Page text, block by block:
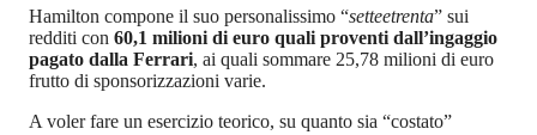
Hamilton compone il suo personalissimo “setteetrenta” sui
redditi con 60,1 milioni di euro quali proventi dall’ingaggio
pagato dalla Ferrari, ai quali sommare 25,78 milioni di euro
frutto di sponsorizzazioni varie.
A voler fare un esercizio teorico, su quanto sia “costato”